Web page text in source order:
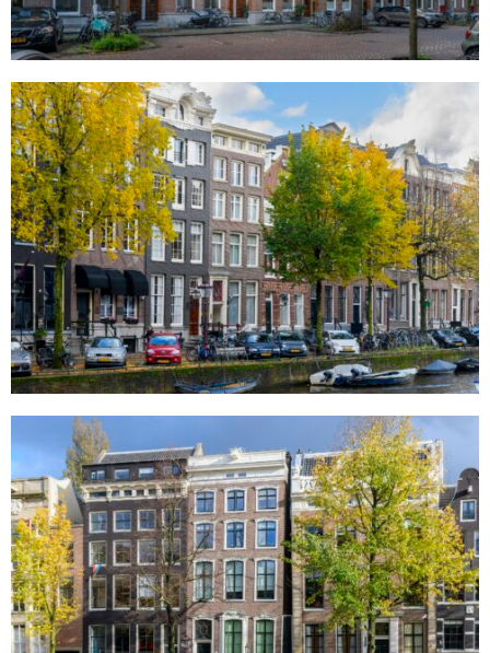
Keizersgracht 142
Amsterdam
Keizersgracht 207
Amsterdam